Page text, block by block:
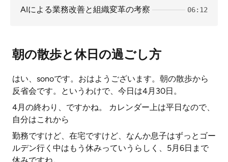
AIによる業務改善と組織変革の考察 06:12
朝の散歩と休日の過ごし方
はい、sonoです。おはようございます。朝の散歩から
反省会です。というわけで、今日は4月30日。
4月の終わり、ですかね。 カレンダー上は平日なので、
自分はこれから
勤務ですけど、在宅ですけど、なんか息子はずっとゴー
ルデン行く中はもう休みっていうらしく、5月6日まで